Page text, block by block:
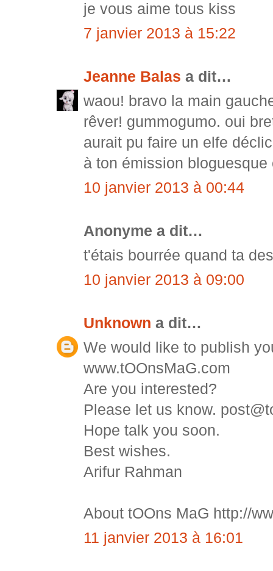
je vous aime tous kiss
7 janvier 2013 à 15:22
Jeanne Balas a dit…
waou! bravo la main
rêver! gummogumo. oui
aurait pu faire un elfe
à ton émission bloguesque
10 janvier 2013 à 00:44
Anonyme a dit…
t'étais bourrée quand ta
10 janvier 2013 à 09:00
Unknown a dit…
We would like to publish
www.tOOnsMaG.com
Are you interested?
Please let us know.
Hope talk you soon.
Best wishes.
Arifur Rahman
About tOOns MaG http://
11 janvier 2013 à 16:01